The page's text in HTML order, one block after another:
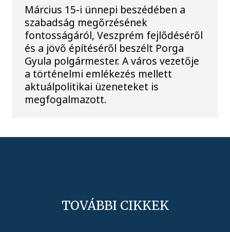
Március 15-i ünnepi beszédében a
szabadság megőrzésének
fontosságáról, Veszprém fejlődéséről
és a jövő építéséről beszélt Porga
Gyula polgármester. A város vezetője
a történelmi emlékezés mellett
aktuálpolitikai üzeneteket is
megfogalmazott.
TOVÁBBI CIKKEK